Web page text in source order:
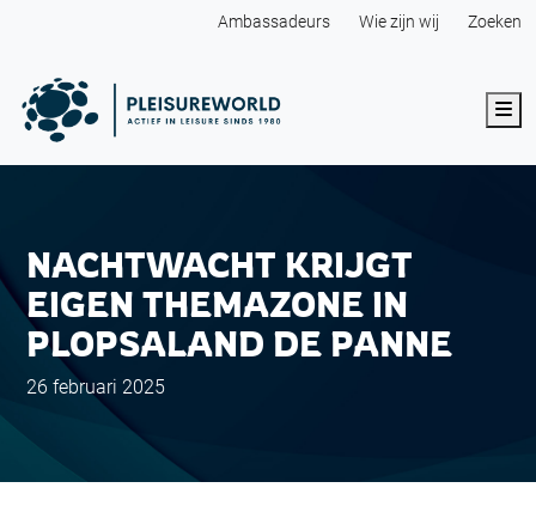
Ambassadeurs Wie zijn wij Zoeken
NACHTWACHT KRIJGT
EIGEN THEMAZONE IN
PLOPSALAND DE PANNE
26 februari 2025